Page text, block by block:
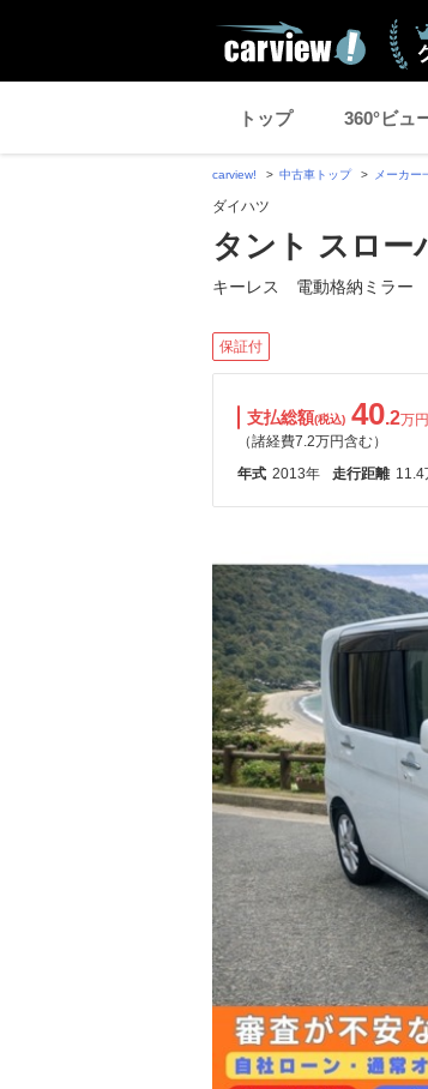
トップ 360°ビュ
carview! 中古車トップ メーカー
ダイハツ
タント スロー
キーレス 電動格納ミラー
保証付
支払総額(税込) 40.2万円
（諸経費7.2万円含む）
年式 2013年 走行距離 11.4